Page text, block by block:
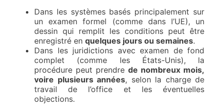
Dans les systèmes basés principalement sur
un examen formel (comme dans l’UE), un
dessin qui remplit les conditions peut être
enregistré en quelques jours ou semaines.
Dans les juridictions avec examen de fond
complet (comme les États-Unis), la
procédure peut prendre de nombreux mois,
voire plusieurs années, selon la charge de
travail de l’office et les éventuelles
objections.